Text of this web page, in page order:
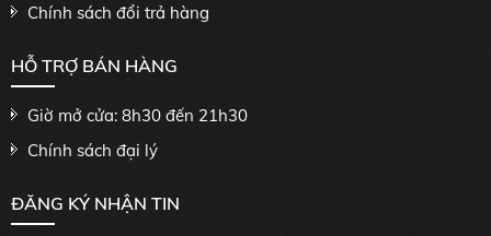
Chính sách đổi trả hàng
HỖ TRỢ BÁN HÀNG
Giờ mở cửa: 8h30 đến 21h30
Chính sách đại lý
ĐĂNG KÝ NHẬN TIN